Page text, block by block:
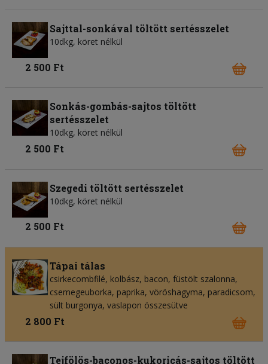
Sajttal-sonkával töltött sertésszelet
10dkg, köret nélkül
2 500 Ft
Sonkás-gombás-sajtos töltött
sertésszelet
10dkg, köret nélkül
2 500 Ft
Szegedi töltött sertésszelet
10dkg, köret nélkül
2 500 Ft
Tápai tálas
csirkecombfilé, kolbász, bacon, füstölt szalonna,
csemegeuborka, paprika, vöröshagyma, paradicsom,
sült burgonya, vaslapon összesütve
2 800 Ft
Tejfölös-baconos-kukoricás-sajtos töltött